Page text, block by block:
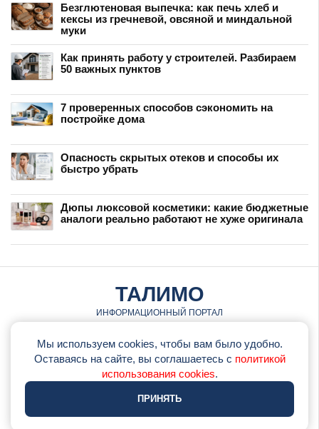
Безглютеновая выпечка: как печь хлеб и
кексы из гречневой, овсяной и миндальной
муки
Как принять работу у строителей. Разбираем
50 важных пунктов
7 проверенных способов сэкономить на
постройке дома
Опасность скрытых отеков и способы их
быстро убрать
Дюпы люксовой косметики: какие бюджетные
аналоги реально работают не хуже оригинала
ТАЛИМО
ИНФОРМАЦИОННЫЙ ПОРТАЛ
Обратная связь
Политика использования cookie
Политика конфеденциальности
Мы используем cookies, чтобы вам было удобно.
Оставаясь на сайте, вы соглашаетесь с политикой
использования cookies.
ПРИНЯТЬ